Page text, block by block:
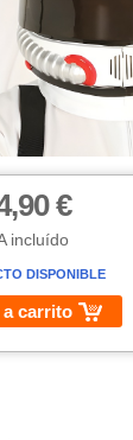
€
incluído
DISPONIBLE
carrito